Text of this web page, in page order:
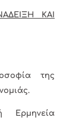
ΚΑΙ
της
Ερμηνεία